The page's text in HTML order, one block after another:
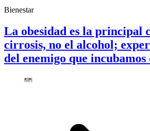
Bienestar
La obesidad es la principal
cirrosis, no el alcohol;
del enemigo que